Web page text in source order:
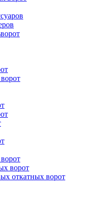
ворот
откатных ворот